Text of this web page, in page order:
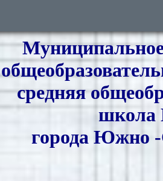
средняя
школа
города Южно -